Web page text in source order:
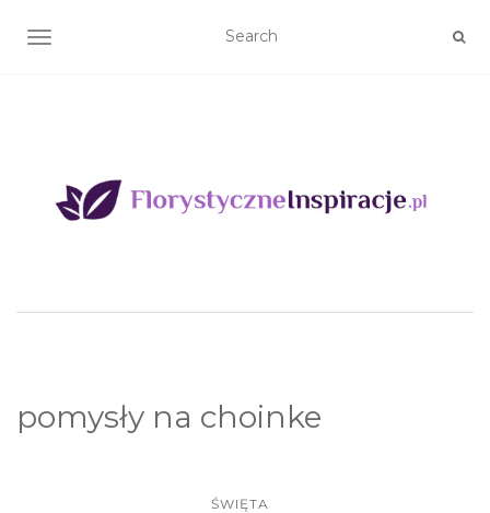
TOGGLE NAVIGATION
pomysły na choinke
ŚWIĘTA